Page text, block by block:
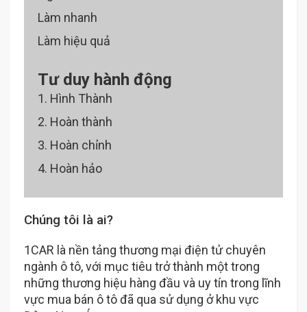
Làm nhanh
Làm hiệu quả
Tư duy hành động
1. Hình Thành
2. Hoàn thành
3. Hoàn chỉnh
4. Hoàn hảo
Chúng tôi là ai?
1CAR là nền tảng thương mại điện tử chuyên
ngành ô tô, với mục tiêu trở thành một trong
những thương hiệu hàng đầu và uy tín trong lĩnh
vực mua bán ô tô đã qua sử dụng ở khu vực